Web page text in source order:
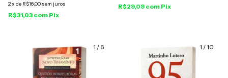
2x de R$16,00 sem juros
R$31,03 com Pix
R$29,09 com Pix
1 / 6 1 /10